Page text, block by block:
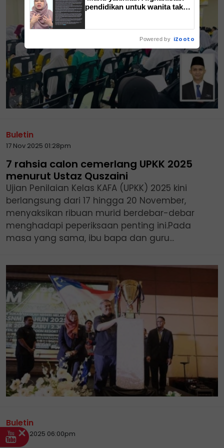
Buletin
17 Nov 2025 01:28pm
7 rahsia calon cemerlang UPKK 2025
menurut Ustaz Quszaini
Ujian Penilaian Kelas KAFA (UPKK) 2025 kini
berlangsung dari 17 hingga 20 November,
menyaksikan ribuan murid berdebar-debar
menghadapi peperiksaan penting ini.Pada
masa yang sama, ibu bapa dan guru...
Buletin
06 Nov 2025 06:00pm
pendidikan untuk wanita tak
Powered by iZooto